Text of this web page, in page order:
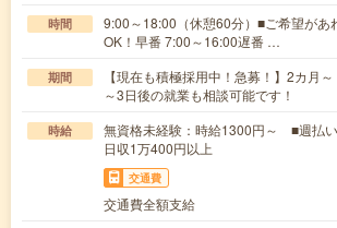
時間
9:00～18:00（休憩60分）■ご希望があ
OK！早番 7:00～16:00遅番 …
期間
【現在も積極採用中！急募！】2カ月
～3日後の就業も相談可能です！
時給
無資格未経験：時給1300円～ ■週
日収1万400円以上
交通費
交通費全額支給